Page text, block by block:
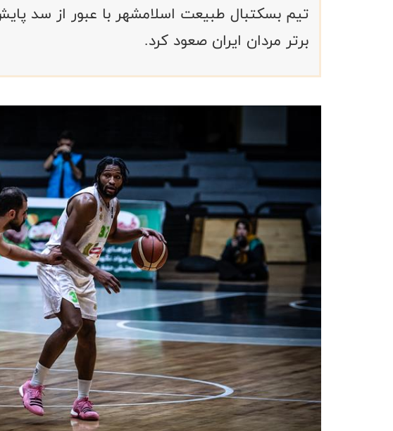
تیم بسکتبال طبیعت اسلامشهر با عبور از سد
برتر مردان ایران صعود کرد.